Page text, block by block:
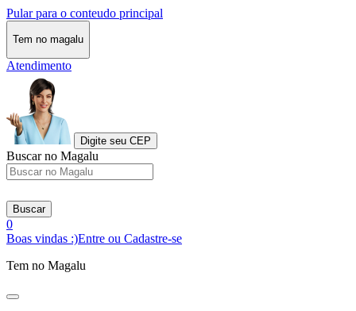
Pular para o conteudo principal
Tem no magalu
Atendimento
Digite seu CEP
Buscar no Magalu
Buscar
0
Boas vindas :)Entre ou Cadastre-se
Tem no Magalu